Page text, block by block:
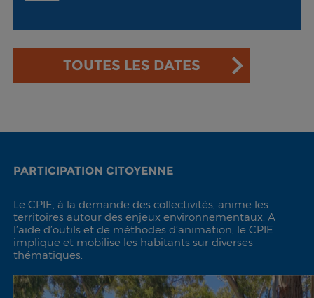
TOUTES LES DATES
PARTICIPATION CITOYENNE
Le CPIE, à la demande des collectivités, anime les
territoires autour des enjeux environnementaux. A
l’aide d’outils et de méthodes d’animation, le CPIE
implique et mobilise les habitants sur diverses
thématiques.